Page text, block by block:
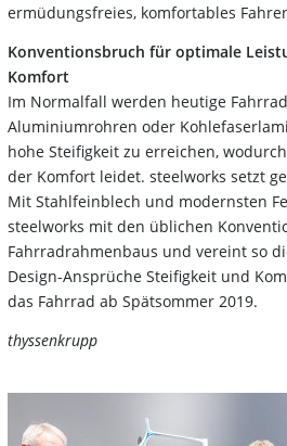
ermüdungsfreies, komfortables
Konventionsbruch für optimale
Komfort
Im Normalfall werden heutige
Aluminiumrohren oder
hohe Steifigkeit zu erreichen,
der Komfort leidet. steelworks setzt
Mit Stahlfeinblech und modernsten
steelworks mit den üblichen
Fahrradrahmenbaus und vereint so
Design-Ansprüche Steifigkeit und
das Fahrrad ab Spätsommer 2019.
thyssenkrupp